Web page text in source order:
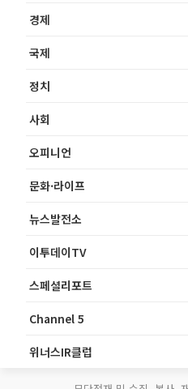
경제
국제
정치
사회
오피니언
문화·라이프
뉴스발전소
이투데이TV
스페셜리포트
Channel 5
위너스IR클럽